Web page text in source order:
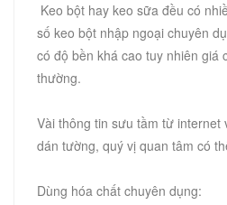
Keo bột hay keo sữa đều có
số keo bột nhập ngoại chuyên
có độ bền khá cao tuy nhiên giá
thường.
Vài thông tin sưu tầm từ internet
dán tường, quý vị quan tâm có
Dùng hóa chất chuyên dụng: